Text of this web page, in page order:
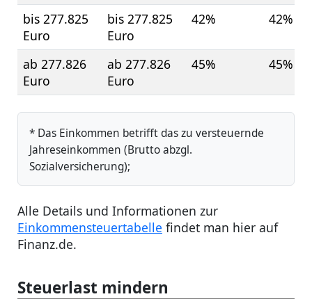
bis 277.825
Euro
bis 277.825
Euro
42% 42%
ab 277.826
Euro
ab 277.826
Euro
45% 45%
* Das Einkommen betrifft das zu versteuernde
Jahreseinkommen (Brutto abzgl.
Sozialversicherung);
Alle Details und Informationen zur
Einkommensteuertabelle findet man hier auf
Finanz.de.
Steuerlast mindern